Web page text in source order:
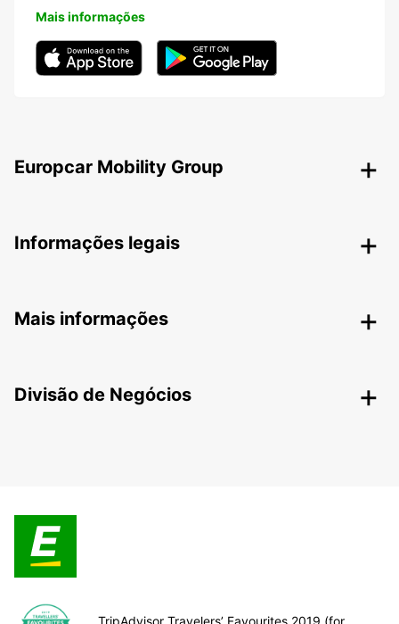
Mais informações
Europcar Mobility Group
Informações legais
Mais informações
Divisão de Negócios
TripAdvisor Travelers’ Favourites 2019 (for